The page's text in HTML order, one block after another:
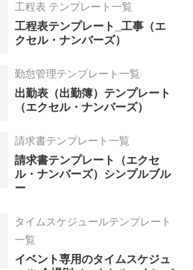
工程表 テンプレート一覧
工程表テンプレート_工事（エ
クセル・ナンバーズ）
勤怠管理テンプレート一覧
出勤表（出勤簿）テンプレート
（エクセル・ナンバーズ）
請求書テンプレート一覧
請求書テンプレート（エクセ
ル・ナンバーズ）シンプルブル
ー
タイムスケジュールテンプレート
一覧
イベント専用のタイムスケジュ